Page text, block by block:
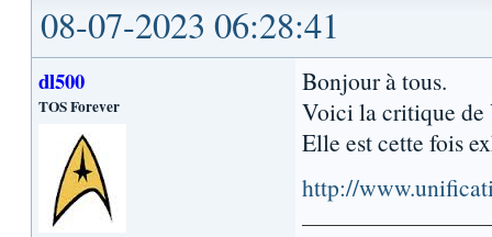
08-07-2023 06:28:41
dl500
TOS Forever
Bonjour à tous.
Voici la critique de
Elle est cette fois
http://